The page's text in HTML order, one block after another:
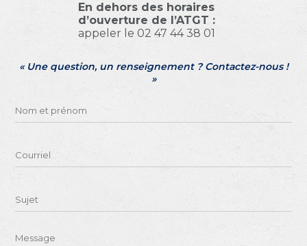
En dehors des horaires
d’ouverture de l’ATGT :
appeler le 02 47 44 38 01
« Une question, un renseignement ? Contactez-nous !
»